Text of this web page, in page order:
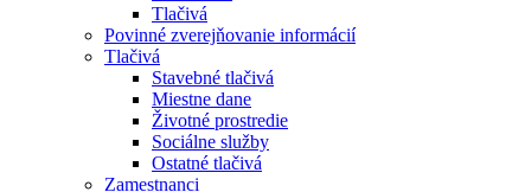
Tlačivá
Povinné zverejňovanie informácií
Tlačivá
Stavebné tlačivá
Miestne dane
Životné prostredie
Sociálne služby
Ostatné tlačivá
Zamestnanci